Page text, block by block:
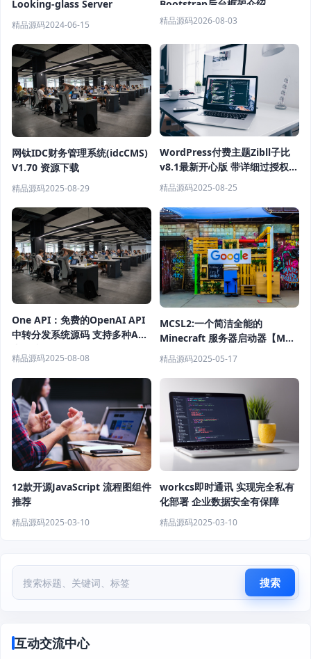
Looking-glass Server
精品源码2024-06-15
Bootstrap后台框架介绍
精品源码2026-08-03
网钛IDC财务管理系统(idcCMS)
V1.70 资源下载
精品源码2025-08-29
WordPress付费主题Zibll子比
v8.1最新开心版 带详细过授权教
程
精品源码2025-08-25
One API：免费的OpenAI API
中转分发系统源码 支持多种API
中转接口
精品源码2025-08-08
MCSL2:一个简洁全能的
Minecraft 服务器启动器【MC
开服神器】
精品源码2025-05-17
12款开源JavaScript 流程图组件
推荐
精品源码2025-03-10
workcs即时通讯 实现完全私有
化部署 企业数据安全有保障
精品源码2025-03-10
搜索
互动交流中心